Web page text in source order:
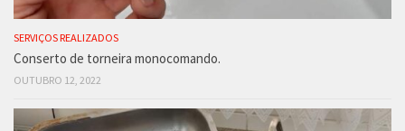
SERVIÇOS REALIZADOS
Conserto de torneira monocomando.
OUTUBRO 12, 2022